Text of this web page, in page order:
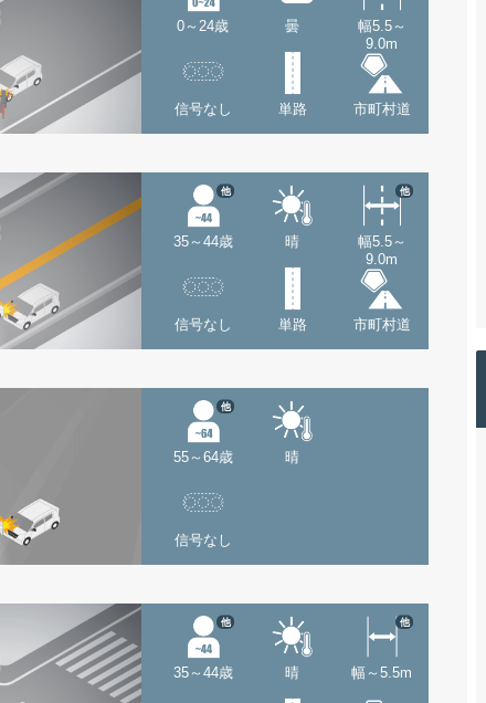
0～24歳 曇
幅5.5～
9.0m
信号なし 単路 市町村道
35～44歳
他
晴
幅5.5～
9.0m
他
信号なし 単路 市町村道
55～64歳
他
晴
信号なし
35～44歳
他
晴 幅～5.5m
他